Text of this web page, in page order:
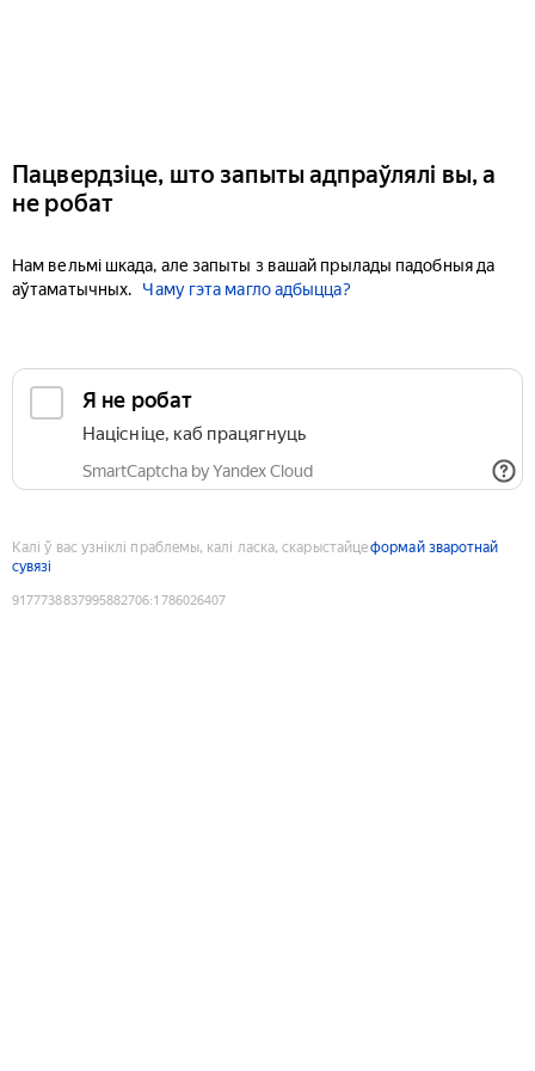
Пацвердзіце, што запыты адпраўлялі вы, а
не робат
Нам вельмі шкада, але запыты з вашай прылады падобныя да
аўтаматычных.
Чаму гэта магло адбыцца?
Я не робат
Націсніце, каб працягнуць
SmartCaptcha by Yandex Cloud
Калі ў вас узніклі праблемы, калі ласка, скарыстайцеформай зваротнай
сувязі
9177738837995882706:1786026407